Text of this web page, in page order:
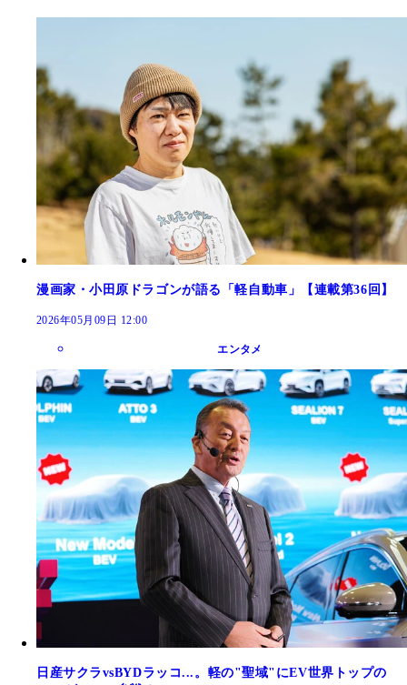
漫画家・小田原ドラゴンが語る「軽自動車」【連載第36回】
2026年05月09日 12:00
エンタメ
日産サクラvsBYDラッコ...。軽の"聖域"にEV世界トップの